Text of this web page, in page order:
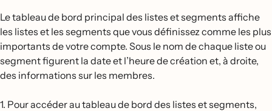
Le tableau de bord principal des listes et segments affiche
les listes et les segments que vous définissez comme les plus
importants de votre compte. Sous le nom de chaque liste ou
segment figurent la date et l’heure de création et, à droite,
des informations sur les membres.
1. Pour accéder au tableau de bord des listes et segments,